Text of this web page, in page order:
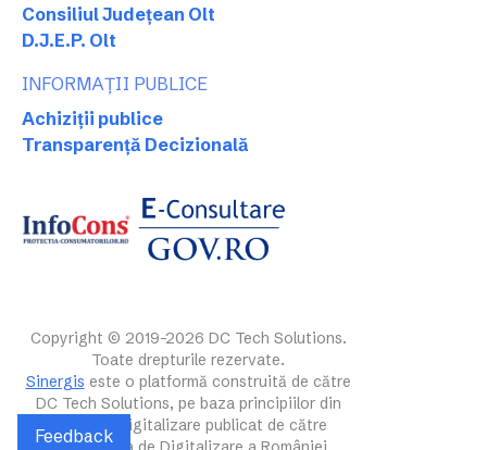
Consiliul Județean Olt
D.J.E.P. Olt
INFORMAȚII PUBLICE
Achiziții publice
Transparență Decizională
Copyright © 2019-2026 DC Tech Solutions.
Toate drepturile rezervate.
Sinergis este o platformă construită de către
DC Tech Solutions, pe baza principiilor din
ghidul de digitalizare publicat de către
Feedback